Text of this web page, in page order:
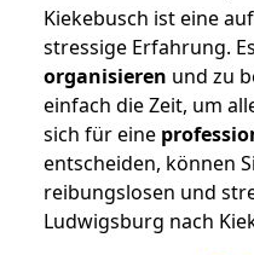
Kiekebusch ist eine
stressige Erfahrung.
organisieren und zu
einfach die Zeit, um
sich für eine
entscheiden, können
reibungslosen und
Ludwigsburg nach